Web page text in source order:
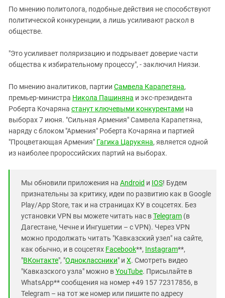
По мнению политолога, подобные действия не способствуют
политической конкуренции, а лишь усиливают раскол в
обществе.
"Это усиливает поляризацию и подрывает доверие части
общества к избирательному процессу", - заключил Ниязи.
По мнению аналитиков, партии Самвела Карапетяна,
премьер-министра Никола Пашиняна и экс-президента
Роберта Кочаряна станут ключевыми конкурентами на
выборах 7 июня. "Сильная Армения" Самвела Карапетяна,
наряду с блоком "Армения" Роберта Кочаряна и партией
"Процветающая Армения" Гагика Царукяна, является одной
из наиболее пророссийских партий на выборах.
Мы обновили приложения на Android и IOS! Будем
признательны за критику, идеи по развитию как в Google
Play/App Store, так и на страницах КУ в соцсетях. Без
установки VPN вы можете читать нас вTelegram (в
Дагестане, Чечне и Ингушетии – с VPN). Через VPN
можно продолжать читать "Кавказский узел" на сайте,
как обычно, и в соцсетях Facebook**, Instagram**,
"ВКонтакте", "Одноклассники" и X. Смотреть видео
"Кавказского узла" можно вYouTube. Присылайте в
WhatsApp** сообщения на номер +49 157 72317856, в
Telegram – на тот же номер или пишите по адресу